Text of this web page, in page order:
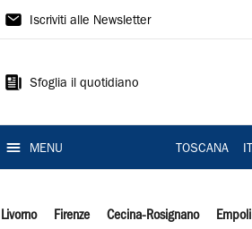
Il
Iscriviti alle Newsletter
Sfoglia il quotidiano
MENU TOSCANA
Livorno Firenze Cecina-Rosignano Empoli